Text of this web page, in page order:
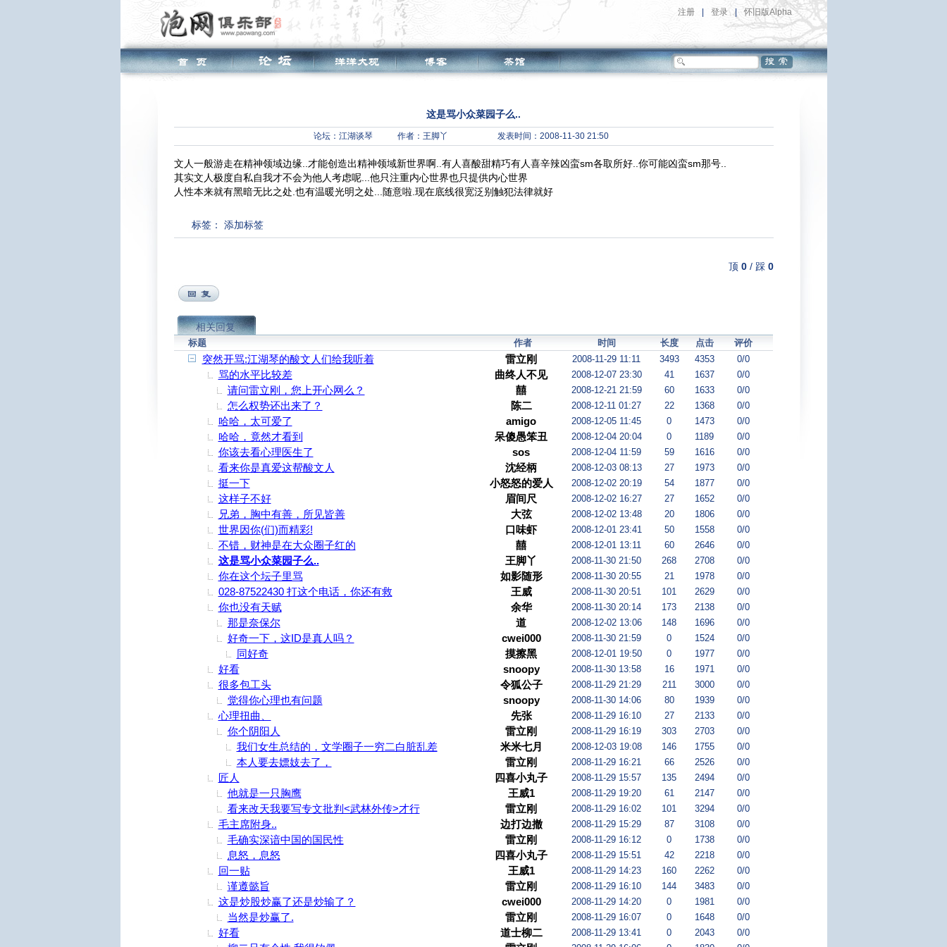
注册 登录 | 怀旧版Alpha
这是骂小众菜园子么..
论坛： 江湖谈琴 作者：王脚丫 发表时间：2008-11-30 21:50
文人一般游走在精神领域边缘..才能创造出精神领域新世界啊..有人喜酸甜精巧有人喜辛辣凶蛮sm各取所好..你可能凶蛮sm那号..
其实文人极度自私自我才不会为他人考虑呢...他只注重内心世界也只提供内心世界
人性本来就有黑暗无比之处.也有温暖光明之处...随意啦.现在底线很宽泛别触犯法律就好
标签： 添加标签
顶 0/ 踩 0
相关回复
标题 作者 时间 长度 点击 评价
突然开骂:江湖琴的酸文人们给我听着 雷立刚 2008-11-29 11:11 3493 4353 0/0
骂的水平比较差 曲终人不见 2008-12-07 23:30 41 1637 0/0
请问雷立刚，您上开心网么？ 囍 2008-12-21 21:59 60 1633 0/0
怎么权势还出来了？ 陈二 2008-12-11 01:27 22 1368 0/0
哈哈，太可爱了 amigo 2008-12-05 11:45 0 1473 0/0
哈哈，竟然才看到 呆傻愚笨丑 2008-12-04 20:04 0 1189 0/0
你该去看心理医生了 sos 2008-12-04 11:59 59 1616 0/0
看来你是真爱这帮酸文人 沈经柄 2008-12-03 08:13 27 1973 0/0
挺一下 小怒怒的爱人 2008-12-02 20:19 54 1877 0/0
这样子不好 眉间尺 2008-12-02 16:27 27 1652 0/0
兄弟，胸中有善，所见皆善 大弦 2008-12-02 13:48 20 1806 0/0
世界因你(们)而精彩! 口味虾 2008-12-01 23:41 50 1558 0/0
不错，财神是在大众圈子红的 囍 2008-12-01 13:11 60 2646 0/0
这是骂小众菜园子么.. 王脚丫 2008-11-30 21:50 268 2708 0/0
你在这个坛子里骂 如影随形 2008-11-30 20:55 21 1978 0/0
028-87522430 打这个电话，你还有救 王威 2008-11-30 20:51 101 2629 0/0
你也没有天赋 余华 2008-11-30 20:14 173 2138 0/0
那是奈保尔 道 2008-12-02 13:06 148 1696 0/0
好奇一下，这ID是真人吗？ cwei000 2008-11-30 21:59 0 1524 0/0
同好奇 摸擦黑 2008-12-01 19:50 0 1977 0/0
好看 snoopy 2008-11-30 13:58 16 1971 0/0
很多包工头 令狐公子 2008-11-29 21:29 211 3000 0/0
觉得你心理也有问题 snoopy 2008-11-30 14:06 80 1939 0/0
心理扭曲、 先张 2008-11-29 16:10 27 2133 0/0
你个阴阳人 雷立刚 2008-11-29 16:19 303 2703 0/0
我们女生总结的，文学圈子一穷二白脏乱差 米米七月 2008-12-03 19:08 146 1755 0/0
本人要去嫖妓去了， 雷立刚 2008-11-29 16:21 66 2526 0/0
匠人 四喜小丸子 2008-11-29 15:57 135 2494 0/0
他就是一只胸鹰 王威1 2008-11-29 19:20 61 2147 0/0
看来改天我要写专文批判<武林外传>才行 雷立刚 2008-11-29 16:02 101 3294 0/0
毛主席附身.. 边打边撤 2008-11-29 15:29 87 3108 0/0
毛确实深谙中国的国民性 雷立刚 2008-11-29 16:12 0 1738 0/0
息怒，息怒 四喜小丸子 2008-11-29 15:51 42 2218 0/0
回一贴 王威1 2008-11-29 14:23 160 2262 0/0
谨遵懿旨 雷立刚 2008-11-29 16:10 144 3483 0/0
这是炒股炒赢了还是炒输了？ cwei000 2008-11-29 14:20 0 1981 0/0
当然是炒赢了. 雷立刚 2008-11-29 16:07 0 1648 0/0
好看 道士柳二 2008-11-29 13:41 0 2043 0/0